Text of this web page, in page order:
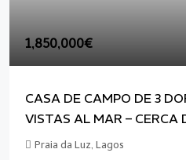
1,850,000€
CASA DE CAMPO DE 3
VISTAS AL MAR – CERCA
Praia da Luz, Lagos